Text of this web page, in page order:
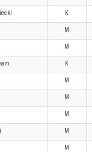
K
M
M
K
M
M
M
M
M